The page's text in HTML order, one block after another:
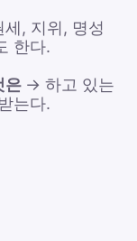
, 지위, 명성
한다.
은 → 하고 있는
는다.